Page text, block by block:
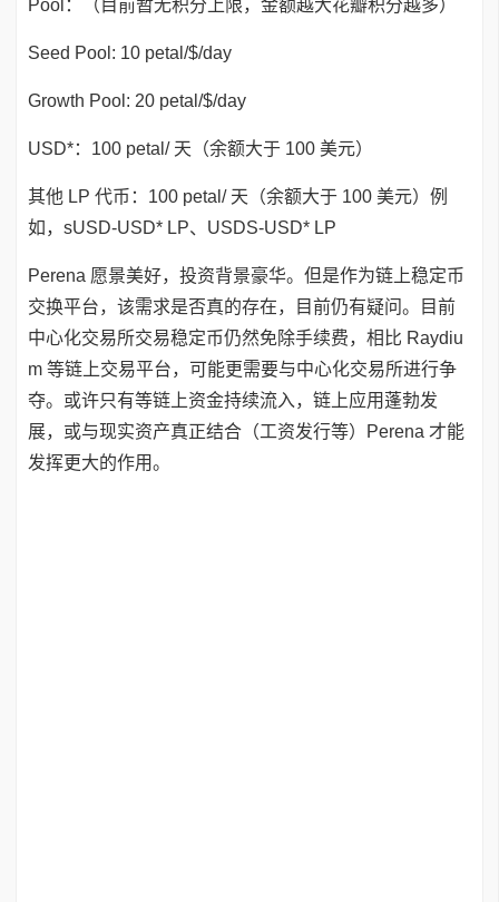
Pool：（目前暂无积分上限，金额越大花瓣积分越多）
Seed Pool: 10 petal/$/day
Growth Pool: 20 petal/$/day
USD*：100 petal/ 天（余额大于 100 美元）
其他 LP 代币：100 petal/ 天（余额大于 100 美元）例
如，sUSD-USD* LP、USDS-USD* LP
Perena 愿景美好，投资背景豪华。但是作为链上稳定币
交换平台，该需求是否真的存在，目前仍有疑问。目前
中心化交易所交易稳定币仍然免除手续费，相比 Raydiu
m 等链上交易平台，可能更需要与中心化交易所进行争
夺。或许只有等链上资金持续流入，链上应用蓬勃发
展，或与现实资产真正结合（工资发行等）Perena 才能
发挥更大的作用。